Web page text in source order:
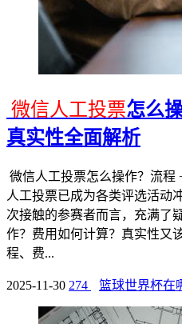
微信人工投票怎么
真实性全面解析
微信人工投票怎么操作？流程
人工投票已成为各类评选活动
次接触的参赛者而言，充满了
作？费用如何计算？真实性又
程、费...
2025-11-30 274 篮球世界杯在